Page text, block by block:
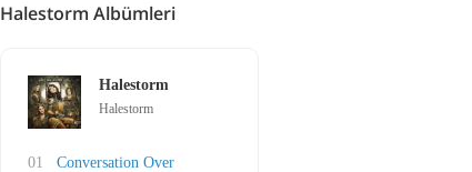
Halestorm Albümleri
Halestorm
Halestorm
01
Conversation Over